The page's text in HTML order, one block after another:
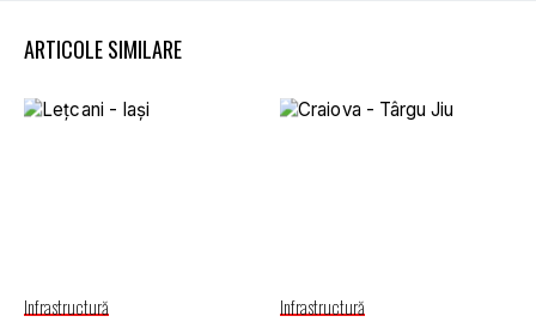
ARTICOLE SIMILARE
Infrastructură Infrastructură